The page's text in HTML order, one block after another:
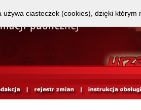
używa ciasteczek (cookies), dzięki którym